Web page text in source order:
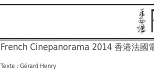
French Cinepanorama 2014 香港法國
Texte : Gérard Henry